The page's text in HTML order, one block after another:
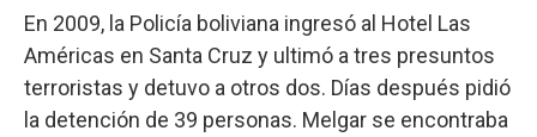
En 2009, la Policía boliviana ingresó al Hotel Las
Américas en Santa Cruz y ultimó a tres presuntos
terroristas y detuvo a otros dos. Días después pidió
la detención de 39 personas. Melgar se encontraba